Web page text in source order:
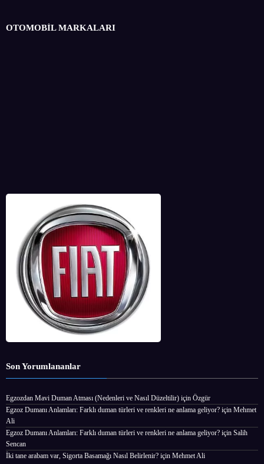
OTOMOBİL MARKALARI
Son Yorumlananlar
Egzozdan Mavi Duman Atması (Nedenleri ve Nasıl Düzeltilir) için Özgür
Egzoz Dumanı Anlamları: Farklı duman türleri ve renkleri ne anlama geliyor? için Mehmet
Ali
Egzoz Dumanı Anlamları: Farklı duman türleri ve renkleri ne anlama geliyor? için Salih
Sencan
İki tane arabam var, Sigorta Basamağı Nasıl Belirlenir? için Mehmet Ali